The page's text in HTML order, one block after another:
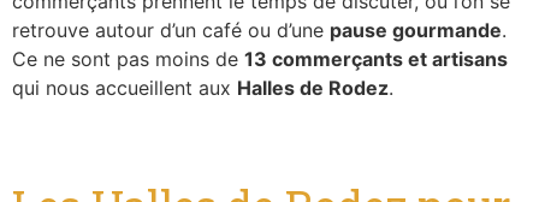
retrouve autour d’un café ou d’une pause gourmande.
Ce ne sont pas moins de 13 commerçants et artisans
qui nous accueillent aux Halles de Rodez.